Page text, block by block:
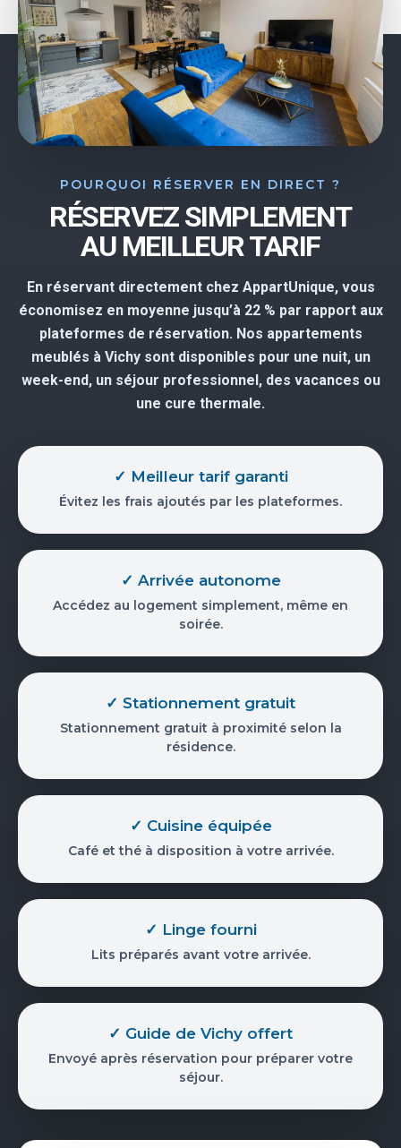
POURQUOI RÉSERVER EN DIRECT ?
RÉSERVEZ SIMPLEMENT
AU MEILLEUR TARIF
En réservant directement chez AppartUnique, vous
économisez en moyenne jusqu’à 22 % par rapport aux
plateformes de réservation. Nos appartements
meublés à Vichy sont disponibles pour une nuit, un
week-end, un séjour professionnel, des vacances ou
une cure thermale.
✓ Meilleur tarif garanti
Évitez les frais ajoutés par les plateformes.
✓ Arrivée autonome
Accédez au logement simplement, même en
soirée.
✓ Stationnement gratuit
Stationnement gratuit à proximité selon la
résidence.
✓ Cuisine équipée
Café et thé à disposition à votre arrivée.
✓ Linge fourni
Lits préparés avant votre arrivée.
✓ Guide de Vichy offert
Envoyé après réservation pour préparer votre
séjour.